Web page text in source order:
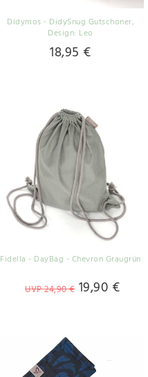
Didymos - DidySnug Gutschoner,
Design: Leo
18,95 €
Fidella - DayBag - Chevron Graugrün
UVP 24,90 € 19,90 €